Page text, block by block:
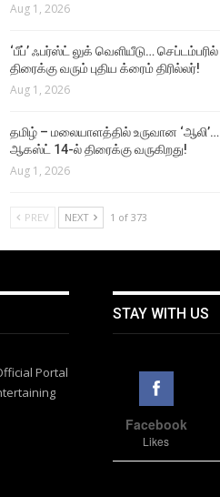
Aug 1, 2026
‘பீப்’ ஃபர்ஸ்ட் லுக் வெளியீடு… செப்டம்பரில்
திரைக்கு வரும் புதிய க்ரைம் திரில்லர்!
Aug 1, 2026
தமிழ் – மலையாளத்தில் உருவான ‘ஆலி’…
ஆகஸ்ட் 14-ல் திரைக்கு வருகிறது!
Aug 1, 2026
PREV NEXT 1 of 373
Portal
STAY WITH US
Facebook
Likes